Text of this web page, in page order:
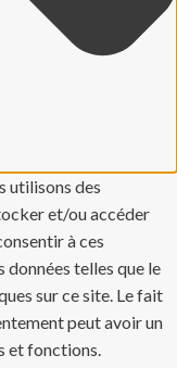
utilisons des
et/ou accéder
à ces
telles que le
sur ce site. Le fait
peut avoir un
et fonctions.